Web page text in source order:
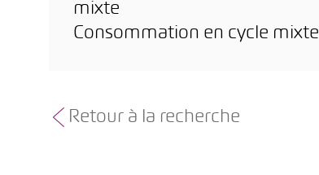
mixte
Consommation en cycle mixte
Retour à la recherche